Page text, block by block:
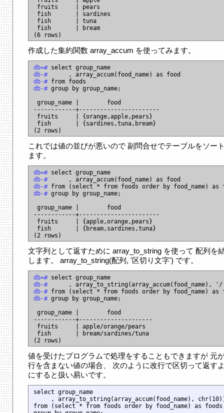
fruits     | pears
fish       | sardines
fish       | tuna
fish       | bream
作成した集約関数 array_accum を使ってみます。
db=#
db-#
db-#
db-# group by group_name;
group_name |        food
------------+-----------------------
fruits     | {orange,apple,pears}
fish       | {sardines,tuna,bream}
これでは値の並びが悪いので 副問合せでテーブルをソー
ます。
db=#
db-#
db-#
db-# group by group_name;
group_name |        food
------------+-----------------------
fruits     | {apple,orange,pears}
fish       | {bream,sardines,tuna}
文字列として返すために array_to_string を使って 配列を
します。 array_to_string(配列, '区切り文字') です。
db=#
db-#
db-#
db-# group by group_name;
group_name |        food
------------+---------------------
fruits     | apple/orange/pears
fish       | bream/sardines/tuna
値を受けたプログラムで処理をすることもできますが 元
行を含まない値の場合、 次のように改行で区切って返す
にすると扱い易いです。
select group_name
, array_to_string(array_accum(food_name),
from (select * from foods order by food_name) as foods